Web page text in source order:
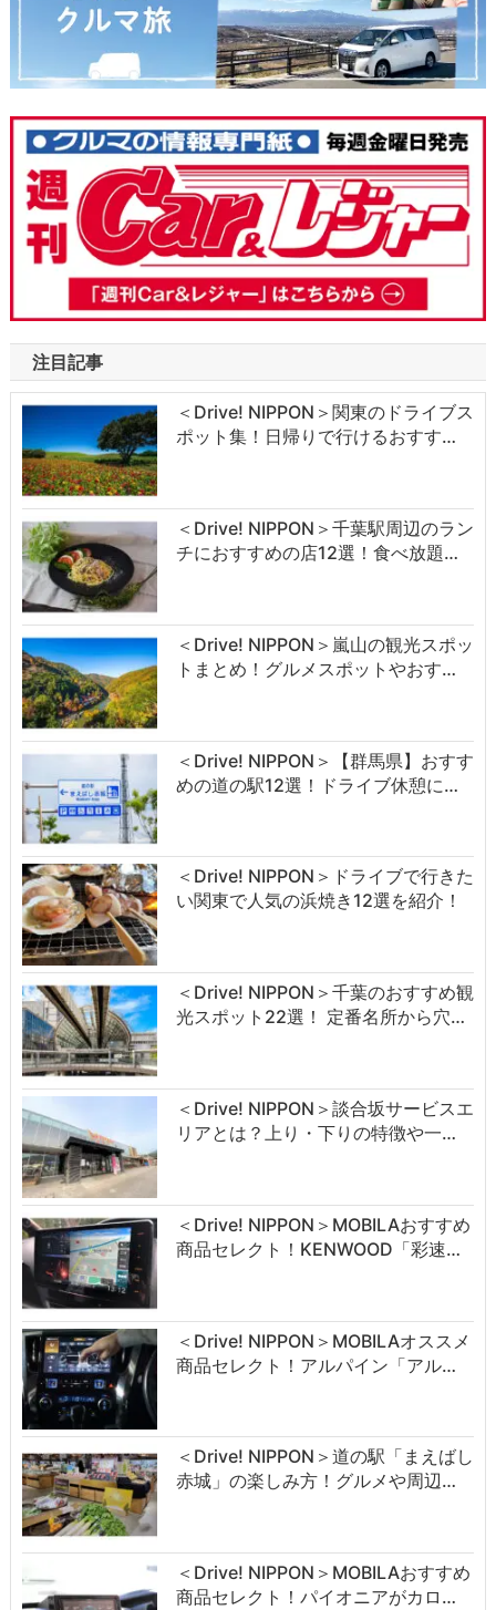
注目記事
＜Drive! NIPPON＞関東のドライブス
ポット集！日帰りで行けるおすす…
＜Drive! NIPPON＞千葉駅周辺のラン
チにおすすめの店12選！食べ放題…
＜Drive! NIPPON＞嵐山の観光スポッ
トまとめ！グルメスポットやおす…
＜Drive! NIPPON＞【群馬県】おすす
めの道の駅12選！ドライブ休憩に…
＜Drive! NIPPON＞ドライブで行きた
い関東で人気の浜焼き12選を紹介！
＜Drive! NIPPON＞千葉のおすすめ観
光スポット22選！ 定番名所から穴…
＜Drive! NIPPON＞談合坂サービスエ
リアとは？上り・下りの特徴や一…
＜Drive! NIPPON＞MOBILAおすすめ
商品セレクト！KENWOOD「彩速…
＜Drive! NIPPON＞MOBILAオススメ
商品セレクト！アルパイン「アル…
＜Drive! NIPPON＞道の駅「まえばし
赤城」の楽しみ方！グルメや周辺…
＜Drive! NIPPON＞MOBILAおすすめ
商品セレクト！パイオニアがカロ…